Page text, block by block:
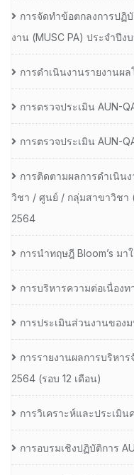
การจัดทำข้อตกลงการป
งาน (MUSC PA) ประจำปี
การดำเนินงานรายงานผ
การตรวจประเมิน AUN-
การตรวจประเมิน AUN-
การติดตามผลการดำเนิน
วิชา / ศูนย์ / กลุ่มสาขาวิชา
2564
การนำทฤษฎี Bloom’s ม
การบริหารความต่อเนื่องท
การประเมินส่วนงานของ
การรายงานผลการบริหา
2564 (รอบ 12 เดือน)
การวิเคราะห์และประเมิ
การอบรมเชิงปฏิบัติการ